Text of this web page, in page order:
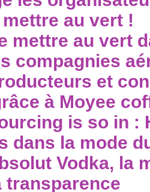
au vert !
mettre au vert
compagnies
et
à Moyee
is so in :
dans la mode
Vodka, la
transparence